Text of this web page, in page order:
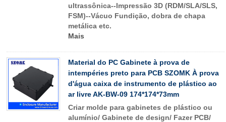
ultrassônica--Impressão 3D (RDM/SLA/SLS,
FSM)--Vácuo Fundição, dobra de chapa
metálica etc.
Mais
Material do PC Gabinete à prova de
intempéries preto para PCB SZOMK À prova
d'água caixa de instrumento de plástico ao
ar livre AK-BW-09 174*174*73mm
Criar molde para gabinetes de plástico ou
alumínio/ Gabinete de design/ Fazer PCB/